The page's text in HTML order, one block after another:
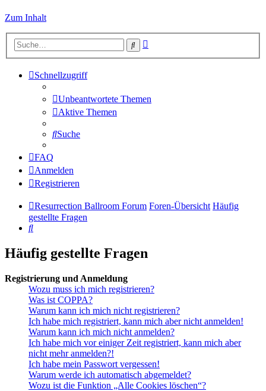
Zum Inhalt
Suche
Schnellzugriff
Unbeantwortete Themen
Aktive Themen
Suche
FAQ
Anmelden
Registrieren
Resurrection Ballroom Forum Foren-Übersicht Häufig
gestellte Fragen
Suche
Häufig gestellte Fragen
Registrierung und Anmeldung
Wozu muss ich mich registrieren?
Was ist COPPA?
Warum kann ich mich nicht registrieren?
Ich habe mich registriert, kann mich aber nicht anmelden!
Warum kann ich mich nicht anmelden?
Ich habe mich vor einiger Zeit registriert, kann mich aber
nicht mehr anmelden?!
Ich habe mein Passwort vergessen!
Warum werde ich automatisch abgemeldet?
Wozu ist die Funktion „Alle Cookies löschen“?